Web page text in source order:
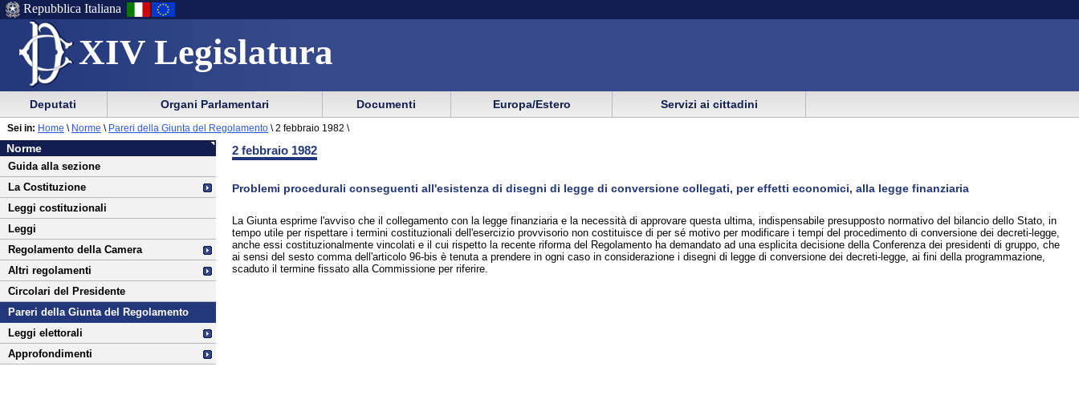
XIV Legislatura
Menu
di
ausilio
alla
navigazione
Menu
di
navigazione
principale
Repubblica Italiana
Menu
di
navigazione
principale
menu
di
sezione
Deputati Organi Parlamentari Documenti Europa/Estero Servizi ai cittadini
Norme
Vai
al
contenuto
Norme
Guida alla sezione
La Costituzione
Leggi costituzionali
Leggi
Regolamento della Camera
Altri regolamenti
Circolari del Presidente
Pareri della Giunta del Regolamento
Leggi elettorali
Approfondimenti
Sei in: Home \ Norme \ Pareri della Giunta del Regolamento \ 2 febbraio 1982 \
2 febbraio 1982
Problemi procedurali conseguenti all'esistenza di disegni di legge di conversione collegati, per effetti economici, alla legge finanziaria
La Giunta esprime l'avviso che il collegamento con la legge finanziaria e la necessità di approvare questa ultima, indispensabile presupposto normativo del bilancio dello Stato, in
tempo utile per rispettare i termini costituzionali dell'esercizio provvisorio non costituisce di per sé motivo per modificare i tempi del procedimento di conversione dei decreti-legge,
anche essi costituzionalmente vincolati e il cui rispetto la recente riforma del Regolamento ha demandato ad una esplicita decisione della Conferenza dei presidenti di gruppo, che
ai sensi del sesto comma dell'articolo 96-bis è tenuta a prendere in ogni caso in considerazione i disegni di legge di conversione dei decreti-legge, ai fini della programmazione,
scaduto il termine fissato alla Commissione per riferire.